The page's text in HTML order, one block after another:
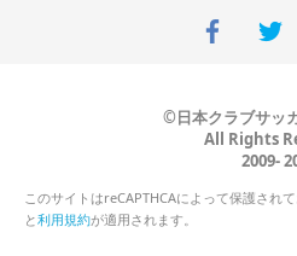
©日本クラブサッ
All Rights
2009-
このサイトはreCAPTHCAによって保護され
と利用規約が適用されます。